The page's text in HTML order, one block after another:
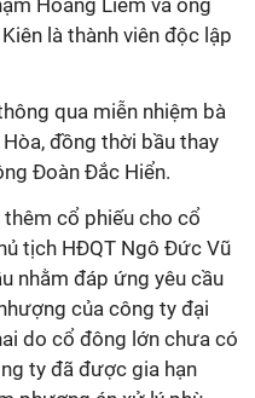
Hoàng Liêm và ông
là thành viên độc lập
qua miễn nhiệm bà
đồng thời bầu thay
Đoàn Đắc Hiển.
cổ phiếu cho cổ
tịch HĐQT Ngô Đức Vũ
nhằm đáp ứng yêu cầu
của công ty đại
do cổ đông lớn chưa có
ty đã được gia hạn